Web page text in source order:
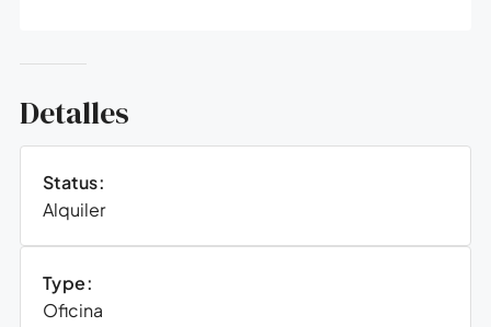
Detalles
Status:
Alquiler
Type:
Oficina